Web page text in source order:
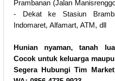
Prambanan (Jalan
- Dekat ke Stasiun
Indomaret, Alfamart, ATM, dll
Hunian nyaman, tanah
Cocok untuk keluarga
Segera Hubungi Tim